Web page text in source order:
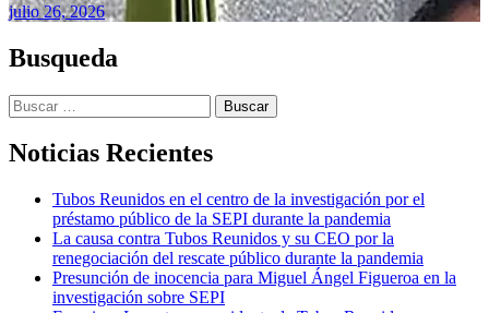
julio 26, 2026
Busqueda
Buscar:
Noticias Recientes
Tubos Reunidos en el centro de la investigación por el
préstamo público de la SEPI durante la pandemia
La causa contra Tubos Reunidos y su CEO por la
renegociación del rescate público durante la pandemia
Presunción de inocencia para Miguel Ángel Figueroa en la
investigación sobre SEPI